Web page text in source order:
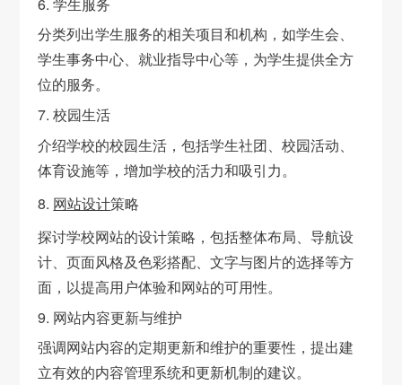
分类列出学生服务的相关项目和机构，如学生会、
学生事务中心、就业指导中心等，为学生提供全方
位的服务。
7. 校园生活
介绍学校的校园生活，包括学生社团、校园活动、
体育设施等，增加学校的活力和吸引力。
8. 网站设计策略
探讨学校网站的设计策略，包括整体布局、导航设
计、页面风格及色彩搭配、文字与图片的选择等方
面，以提高用户体验和网站的可用性。
9. 网站内容更新与维护
强调网站内容的定期更新和维护的重要性，提出建
立有效的内容管理系统和更新机制的建议。